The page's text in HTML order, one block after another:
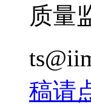
质量
稿请